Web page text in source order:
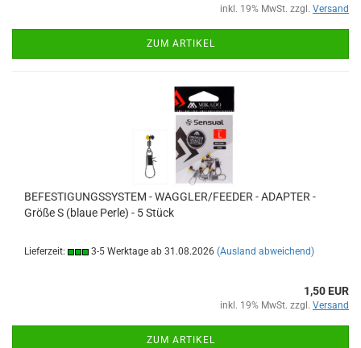
inkl. 19% MwSt. zzgl. Versand
ZUM ARTIKEL
BEFESTIGUNGSSYSTEM - WAGGLER/FEEDER - ADAPTER -
Größe S (blaue Perle) - 5 Stück
Lieferzeit: 3-5 Werktage ab 31.08.2026 (Ausland abweichend)
1,50 EUR
inkl. 19% MwSt. zzgl. Versand
ZUM ARTIKEL